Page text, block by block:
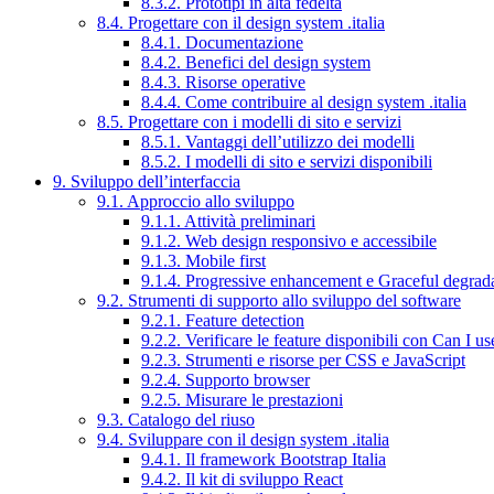
8.4. Progettare con il design system .italia
8.4.1. Documentazione
8.4.2. Benefici del design system
8.4.3. Risorse operative
8.4.4. Come contribuire al design system .italia
8.5. Progettare con i modelli di sito e servizi
8.5.1. Vantaggi dell’utilizzo dei modelli
8.5.2. I modelli di sito e servizi disponibili
9. Sviluppo dell’interfaccia
9.1. Approccio allo sviluppo
9.1.1. Attività preliminari
9.1.2. Web design responsivo e accessibile
9.1.3. Mobile first
9.1.4. Progressive enhancement e Graceful
9.2. Strumenti di supporto allo sviluppo del software
9.2.1. Feature detection
9.2.2. Verificare le feature disponibili con Can I
9.2.3. Strumenti e risorse per CSS e JavaScript
9.2.4. Supporto browser
9.2.5. Misurare le prestazioni
9.3. Catalogo del riuso
9.4. Sviluppare con il design system .italia
9.4.1. Il framework Bootstrap Italia
9.4.2. Il kit di sviluppo React